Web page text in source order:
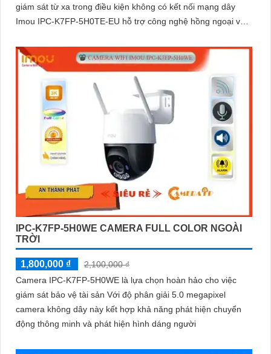
giám sát từ xa trong điều kiện không có kết nối mạng dây
Imou IPC-K7FP-5H0TE-EU hỗ trợ công nghệ hồng ngoại với
IPC-K7FP-5H0WE CAMERA FULL COLOR NGOÀI
TRỜI
1,800,000 ₫
2,100,000 ₫
Camera IPC-K7FP-5H0WE là lựa chọn hoàn hảo cho việc
giám sát bảo vệ tài sản Với độ phân giải 5.0 megapixel
camera không dây này kết hợp khả năng phát hiện chuyển
động thông minh và phát hiện hình dáng người